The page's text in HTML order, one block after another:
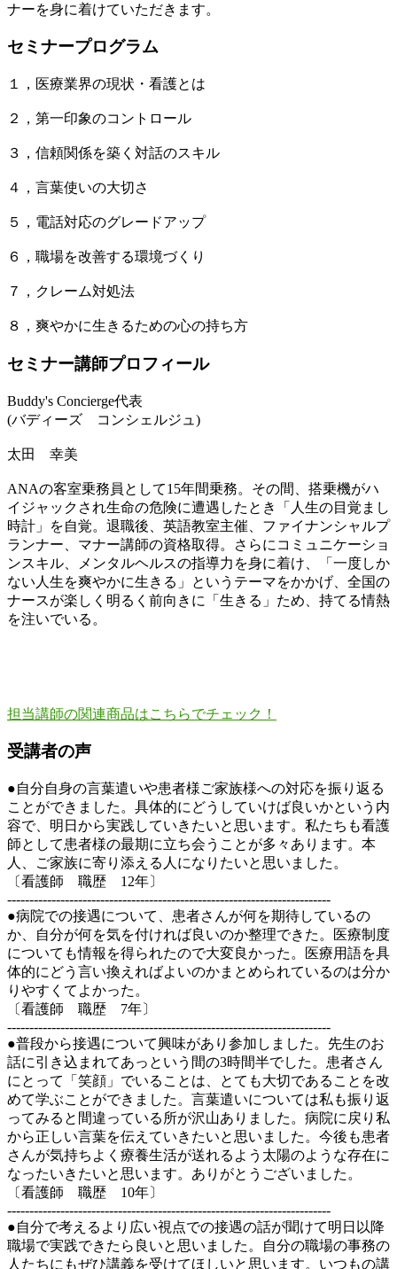
ナーを身に着けていただきます。
セミナープログラム
１，医療業界の現状・看護とは
２，第一印象のコントロール
３，信頼関係を築く対話のスキル
４，言葉使いの大切さ
５，電話対応のグレードアップ
６，職場を改善する環境づくり
７，クレーム対処法
８，爽やかに生きるための心の持ち方
セミナー講師プロフィール
Buddy's Concierge代表
(バディーズ コンシェルジュ)
太田 幸美
ANAの客室乗務員として15年間乗務。その間、搭乗機がハ
イジャックされ生命の危険に遭遇したとき「人生の目覚まし
時計」を自覚。退職後、英語教室主催、ファイナンシャルプ
ランナー、マナー講師の資格取得。さらにコミュニケーショ
ンスキル、メンタルヘルスの指導力を身に着け、「一度しか
ない人生を爽やかに生きる」というテーマをかかげ、全国の
ナースが楽しく明るく前向きに「生きる」ため、持てる情熱
を注いでいる。
担当講師の関連商品はこちらでチェック！
受講者の声
●自分自身の言葉遣いや患者様ご家族様への対応を振り返る
ことができました。具体的にどうしていけば良いかという内
容で、明日から実践していきたいと思います。私たちも看護
師として患者様の最期に立ち会うことが多々あります。本
人、ご家族に寄り添える人になりたいと思いました。
〔看護師 職歴 12年〕
-------------------------------------------------------------------------
●病院での接遇について、患者さんが何を期待しているの
か、自分が何を気を付ければ良いのか整理できた。医療制度
についても情報を得られたので大変良かった。医療用語を具
体的にどう言い換えればよいのかまとめられているのは分か
りやすくてよかった。
〔看護師 職歴 7年〕
-------------------------------------------------------------------------
●普段から接遇について興味があり参加しました。先生のお
話に引き込まれてあっという間の3時間半でした。患者さん
にとって「笑顔」でいることは、とても大切であることを改
めて学ぶことができました。言葉遣いについては私も振り返
ってみると間違っている所が沢山ありました。病院に戻り私
から正しい言葉を伝えていきたいと思いました。今後も患者
さんが気持ちよく療養生活が送れるよう太陽のような存在に
なったいきたいと思います。ありがとうございました。
〔看護師 職歴 10年〕
-------------------------------------------------------------------------
●自分で考えるより広い視点での接遇の話が聞けて明日以降
職場で実践できたら良いと思いました。自分の職場の事務の
人たちにもぜひ講義を受けてほしいと思います。いつもの講